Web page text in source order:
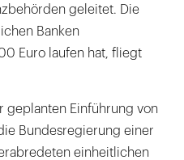
geleitet. Die
Banken
Euro laufen hat, fliegt
geplanten Einführung von
Bundesregierung einer
einheitlichen